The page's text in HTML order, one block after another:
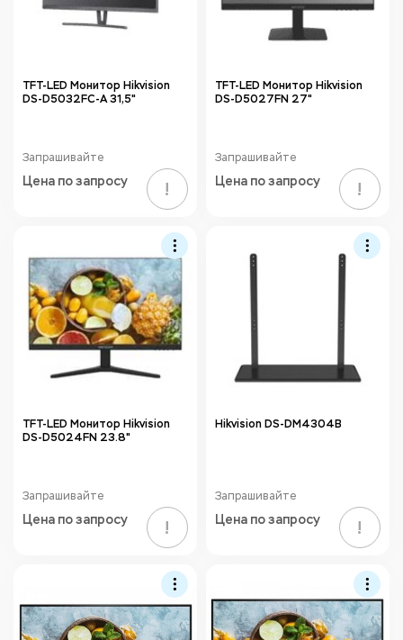
TFT-LED Монитор Hikvision
DS-D5032FC-A 31,5"
Запрашивайте
Цена по запросу !
TFT-LED Монитор Hikvision
DS-D5027FN 27"
Запрашивайте
Цена по запросу !
TFT-LED Монитор Hikvision
DS-D5024FN 23.8"
Запрашивайте
Цена по запросу !
Hikvision DS-DM4304B
Запрашивайте
Цена по запросу !